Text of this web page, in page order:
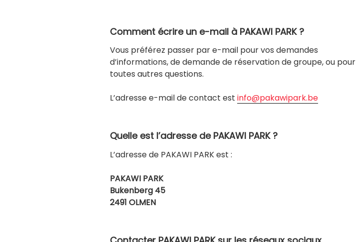
Comment écrire un e-mail à PAKAWI PARK ?
Vous préférez passer par e-mail pour vos demandes
d’informations, de demande de réservation de groupe, ou pour
toutes autres questions.
L’adresse e-mail de contact est info@pakawipark.be
Quelle est l’adresse de PAKAWI PARK ?
L’adresse de PAKAWI PARK est :
PAKAWI PARK
Bukenberg 45
2491 OLMEN